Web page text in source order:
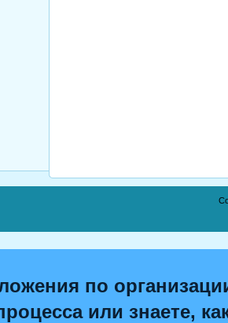
по
или знаете,